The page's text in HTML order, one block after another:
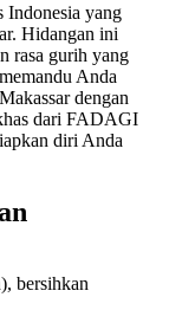
Indonesia yang
Hidangan ini
rasa gurih yang
Anda
dengan
dari FADAGI
diri Anda
bersihkan